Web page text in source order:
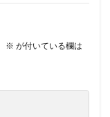
※ が付いている欄は